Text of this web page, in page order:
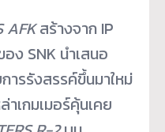
AFKสร้างจาก IP
ง SNK นำเสนอ
ารรังสรรค์ขึ้นมาใหม่
เกมเมอร์คุ้นเคย